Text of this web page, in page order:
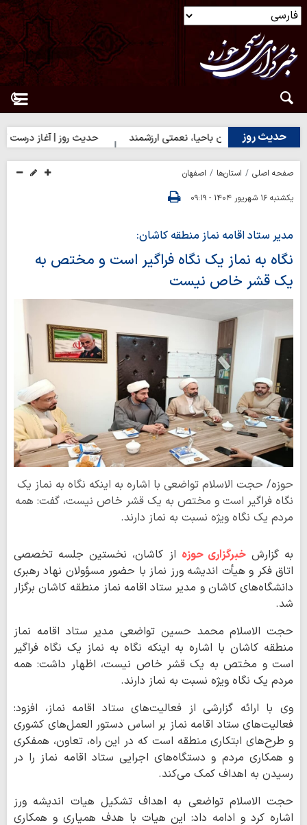
حدیث روز
روز | دختران باحیا، نعمتی ارزشمند حدیث روز | آغاز درست کارها
صفحه اصلی استان‌ها
اصفهان
یکشنبه ۱۶ شهریور ۱۴۰۴ - ۰۹:۱۹
مدیر ستاد اقامه نماز منطقه کاشان:
نگاه به نماز یک نگاه فراگیر است و مختص به
یک قشر خاص نیست
حوزه/ حجت الاسلام تواضعی با اشاره به اینکه نگاه به نماز یک
نگاه فراگیر است و مختص به یک قشر خاص نیست، گفت: همه
مردم یک نگاه ویژه نسبت به نماز دارند.
به گزارشخبرگزاری حوزه از کاشان، نخستین جلسه تخصصی
اتاق فکر و هیأت اندیشه ورز نماز با حضور مسؤولان نهاد رهبری
دانشگاه‌های کاشان و مدیر ستاد اقامه نماز منطقه کاشان برگزار
شد.
حجت الاسلام محمد حسین تواضعی مدیر ستاد اقامه نماز
منطقه کاشان با اشاره به اینکه نگاه به نماز یک نگاه فراگیر
است و مختص به یک قشر خاص نیست، اظهار داشت: همه
مردم یک نگاه ویژه نسبت به نماز دارند.
وی با ارائه گزارشی از فعالیت‌های ستاد اقامه نماز، افزود:
فعالیت‌های ستاد اقامه نماز بر اساس دستور العمل‌های کشوری
و طرح‌های ابتکاری منطقه است که در این راه، تعاون، همفکری
و همکاری مردم و دستگاه‌های اجرایی ستاد اقامه نماز را در
رسیدن به اهداف کمک می‌کند.
حجت الاسلام تواضعی به اهداف تشکیل هیات اندیشه ورز
اشاره کرد و ادامه داد: این هیات با هدف همیاری و همکاری